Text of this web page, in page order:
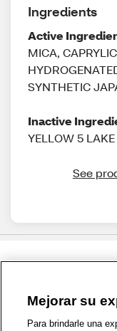
Ingredients
Active
MICA,
SYNTHETIC
Inactive
YELLOW 5 LAKE
See
1-800-679-9691 |
Mejorar su
Para brindarle una